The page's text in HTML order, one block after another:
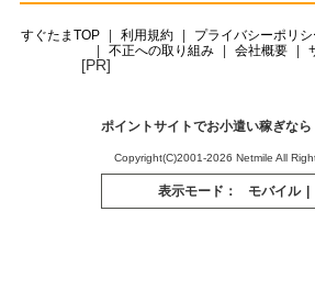
すぐたまTOP 利用規約 プライバシーポリシ
不正への取り組み
会社概要
[PR]
ポイントサイトでお小遣い稼ぎなら
Copyright(C)2001-2026 Netmile All
表示モード： モバイル |